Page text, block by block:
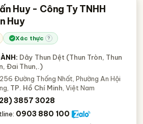
Huy - Công Ty TNHH
Huy
Xác thực ?
Dây Thun Dệt (Thun Tròn, Thun
Đai Thun,.)
Đường Thống Nhất, Phường An Hội
TP. Hồ Chí Minh , Việt Nam
3857 3028
0903 880 100